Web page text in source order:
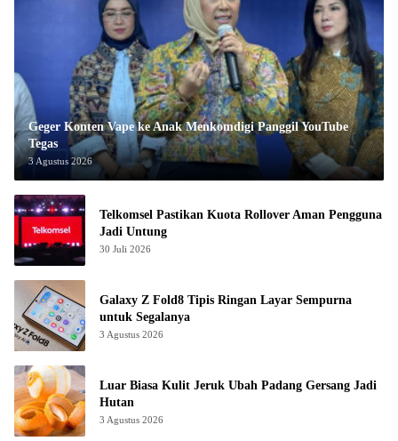
Geger Konten Vape ke Anak Menkomdigi Panggil YouTube
Tegas
3 Agustus 2026
Telkomsel Pastikan Kuota Rollover Aman Pengguna
Jadi Untung
30 Juli 2026
Galaxy Z Fold8 Tipis Ringan Layar Sempurna
untuk Segalanya
3 Agustus 2026
Luar Biasa Kulit Jeruk Ubah Padang Gersang Jadi
Hutan
3 Agustus 2026